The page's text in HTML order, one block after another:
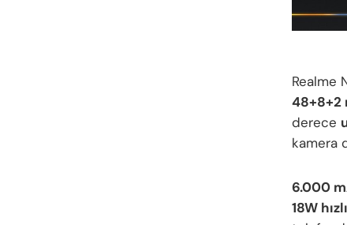
Realme
48+8+2
derece
kamera
6.000
18W